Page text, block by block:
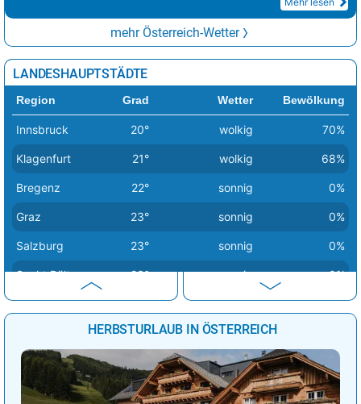
mehr Österreich-Wetter
LANDESHAUPTSTÄDTE
Region Grad Wetter Bewölkung
Innsbruck 20° wolkig 70%
Klagenfurt 21° wolkig 68%
Bregenz 22° sonnig 0%
Graz 23° sonnig 0%
Salzburg 23° sonnig 0%
Sankt Pölten 23° sonnig 0%
Wien 24° stark bewölkt 79%
25° wolkig
Linz sonnig
HERBSTURLAUB IN ÖSTERREICH